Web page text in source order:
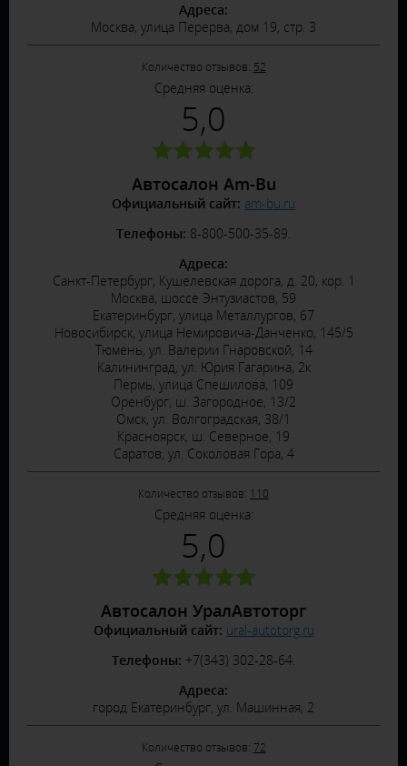
Адреса:
Москва, улица Перерва, дом 19, стр. 3
Количество отзывов: 52
Средняя оценка:
5,0
Автосалон Am-Bu
Официальный сайт: am-bu.ru
Телефоны: 8-800-500-35-89.
Адреса:
Санкт-Петербург, Кушелевская дорога, д. 20, кор. 1
Москва, шоссе Энтузиастов, 59
Екатеринбург, улица Металлургов, 67
Новосибирск, улица Немировича-Данченко, 145/5
Тюмень, ул. Валерии Гнаровской, 14
Калининград, ул. Юрия Гагарина, 2к
Пермь, улица Спешилова, 109
Оренбург, ш. Загородное, 13/2
Омск, ул. Волгоградская, 38/1
Красноярск, ш. Северное, 19
Саратов, ул. Соколовая Гора, 4
Количество отзывов: 110
Средняя оценка:
5,0
Автосалон УралАвтоторг
Официальный сайт: ural-autotorg.ru
Телефоны: +7(343) 302-28-64.
Адреса:
город Екатеринбург, ул. Машинная, 2
Количество отзывов: 72